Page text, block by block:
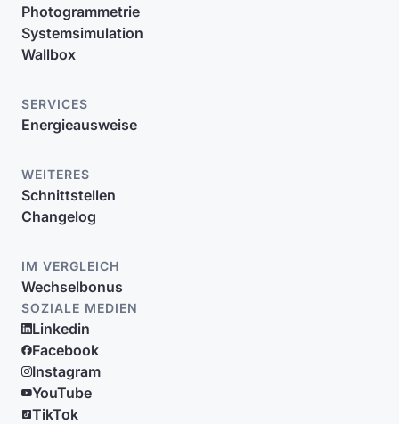
Photogrammetrie
Systemsimulation
Wallbox
SERVICES
Energieausweise
WEITERES
Schnittstellen
Changelog
IM VERGLEICH
Wechselbonus
SOZIALE MEDIEN
Linkedin
Facebook
Instagram
YouTube
TikTok